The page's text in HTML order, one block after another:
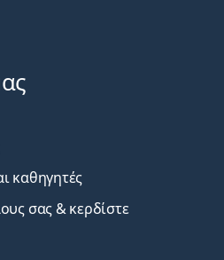
καθηγητές
σας & κερδίστε